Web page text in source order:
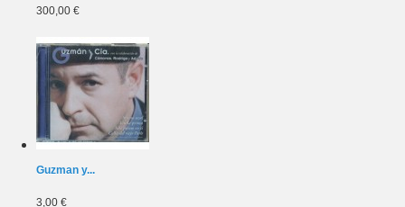
300,00 €
Guzman y...
3,00 €